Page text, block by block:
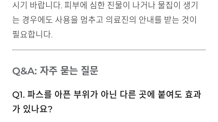
시기 바랍니다. 피부에 심한 진물이 나거나 물집이 생기
는 경우에도 사용을 멈추고 의료진의 안내를 받는 것이
필요합니다.
Q&A: 자주 묻는 질문
Q1. 파스를 아픈 부위가 아닌 다른 곳에 붙여도 효과
가 있나요?